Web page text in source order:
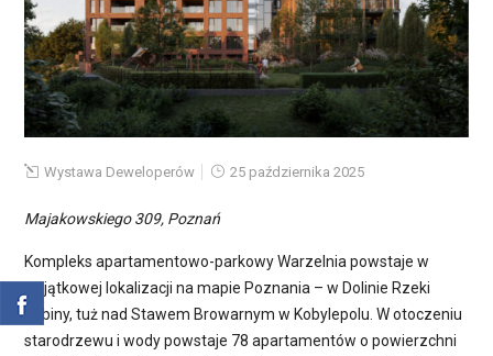
Wystawa Deweloperów 25 października 2025
Majakowskiego 309, Poznań
Kompleks apartamentowo-parkowy Warzelnia powstaje w
wyjątkowej lokalizacji na mapie Poznania – w Dolinie Rzeki
Cybiny, tuż nad Stawem Browarnym w Kobylepolu. W otoczeniu
starodrzewu i wody powstaje 78 apartamentów o powierzchni